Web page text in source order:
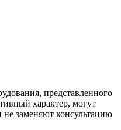
представленного
характер, могут
заменяют консультацию